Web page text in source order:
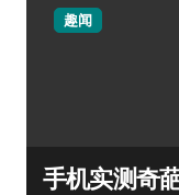
趣闻
手机实测奇